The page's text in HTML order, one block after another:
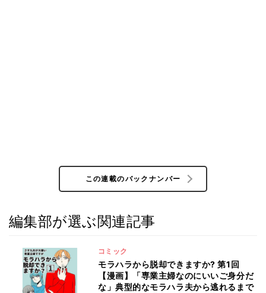
この連載のバックナンバー
編集部が選ぶ関連記事
コミック
モラハラから脱却できますか? 第1回
【漫画】「専業主婦なのにいいご身分だ
な」典型的なモラハラ夫から逃れるまで